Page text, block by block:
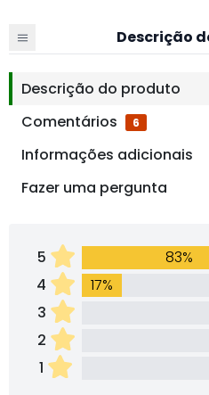
Descrição
Descrição do produto
Comentários
6
Informações adicionais
Fazer uma pergunta
5 83%
4
17%
3
2
1